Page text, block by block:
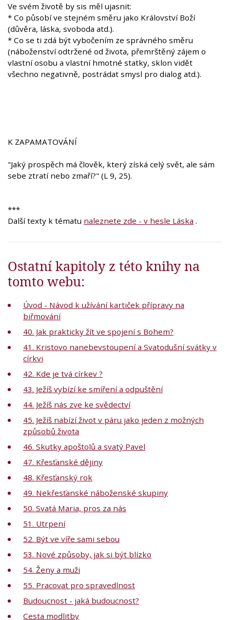
Ve svém životě by sis měl ujasnit:
* Co působí ve stejném směru jako Království Boží
(důvěra, láska, svoboda atd.).
* Co se ti zdá být vybočením ze správného směru
(náboženství odtržené od života, přemrštěný zájem o
vlastní osobu a vlastní hmotné statky, sklon vidět
všechno negativně, postrádat smysl pro dialog atd.).
K ZAPAMATOVÁNÍ
"Jaký prospěch má člověk, který získá celý svět, ale sám
sebe ztratí nebo zmaří?" (L 9, 25).
***
Další texty k tématu naleznete zde - v hesle Láska .
Ostatní kapitoly z této knihy na
tomto webu:
Úvod - Návod k užívání kartiček přípravy na
biřmování
40. Jak prakticky žít ve spojení s Bohem?
41. Kristovo nanebevstoupení a Svatodušní svátky v
církvi
42. Kde je tvá církev ?
43. Ježíš vybízí ke smíření a odpuštění
44. Ježíš nás zve ke svědectví
45. Ježíš nabízí život v páru jako jeden z možných
způsobů života
46. Skutky apoštolů a svatý Pavel
47. Křesťanské dějiny
48. Křesťanský rok
49. Nekřesťanské náboženské skupiny
50. Svatá Maria, pros za nás
51. Utrpení
52. Být ve víře sami sebou
53. Nové způsoby, jak si být blízko
54. Ženy a muži
55. Pracovat pro spravedlnost
Budoucnost - jaká budoucnost?
Cesta modlitby